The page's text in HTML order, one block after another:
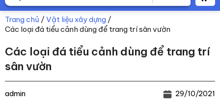
Trang chủ / Vật liệu xây dựng /
Các loại đá tiểu cảnh dùng để trang trí sân vườn
Các loại đá tiểu cảnh dùng để trang trí
sân vườn
admin 29/10/2021